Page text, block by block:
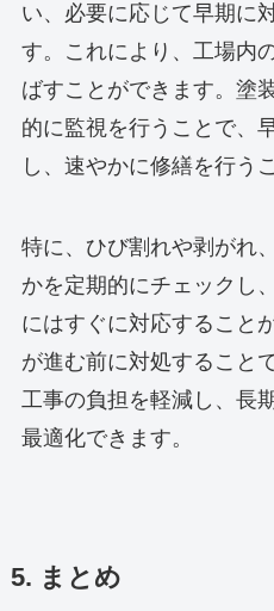
い、必要に応じて早期に
す。これにより、工場内
ばすことができます。塗
的に監視を行うことで、
し、速やかに修繕を行う
特に、ひび割れや剥がれ
かを定期的にチェックし
にはすぐに対応すること
が進む前に対処すること
工事の負担を軽減し、長
最適化できます。
5. まとめ